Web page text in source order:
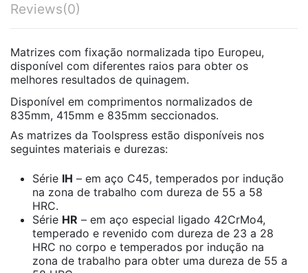
Reviews(0)
Matrizes com fixação normalizada tipo Europeu,
disponível com diferentes raios para obter os
melhores resultados de quinagem.
Disponível em comprimentos normalizados de
835mm, 415mm e 835mm seccionados.
As matrizes da Toolspress estão disponíveis nos
seguintes materiais e durezas:
Série IH – em aço C45, temperados por indução
na zona de trabalho com dureza de 55 a 58
HRC.
Série HR – em aço especial ligado 42CrMo4,
temperado e revenido com dureza de 23 a 28
HRC no corpo e temperados por indução na
zona de trabalho para obter uma dureza de 55 a